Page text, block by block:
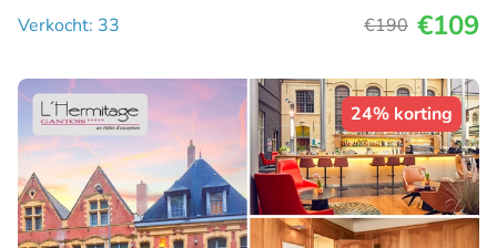
Verkocht: 33
€190 €109
24% korting